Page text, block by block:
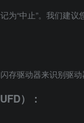
为“中止”。我们建
存驱动器来识别驱动
）：